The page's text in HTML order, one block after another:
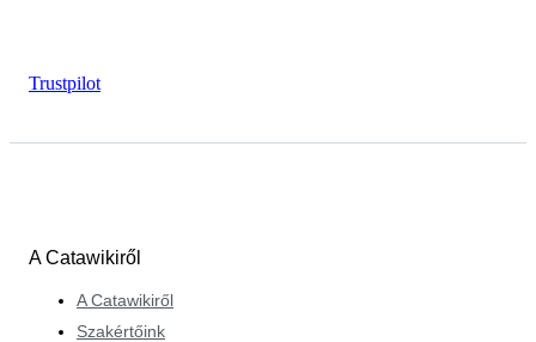
Trustpilot
A Catawikiről
A Catawikiről
Szakértőink